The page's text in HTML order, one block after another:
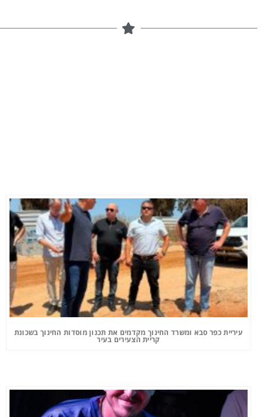
עיריית כפר סבא ומשרד החינוך מקדמים את תכנון מוסדות החינוך בשכונת
קריית הצעירים בעיר